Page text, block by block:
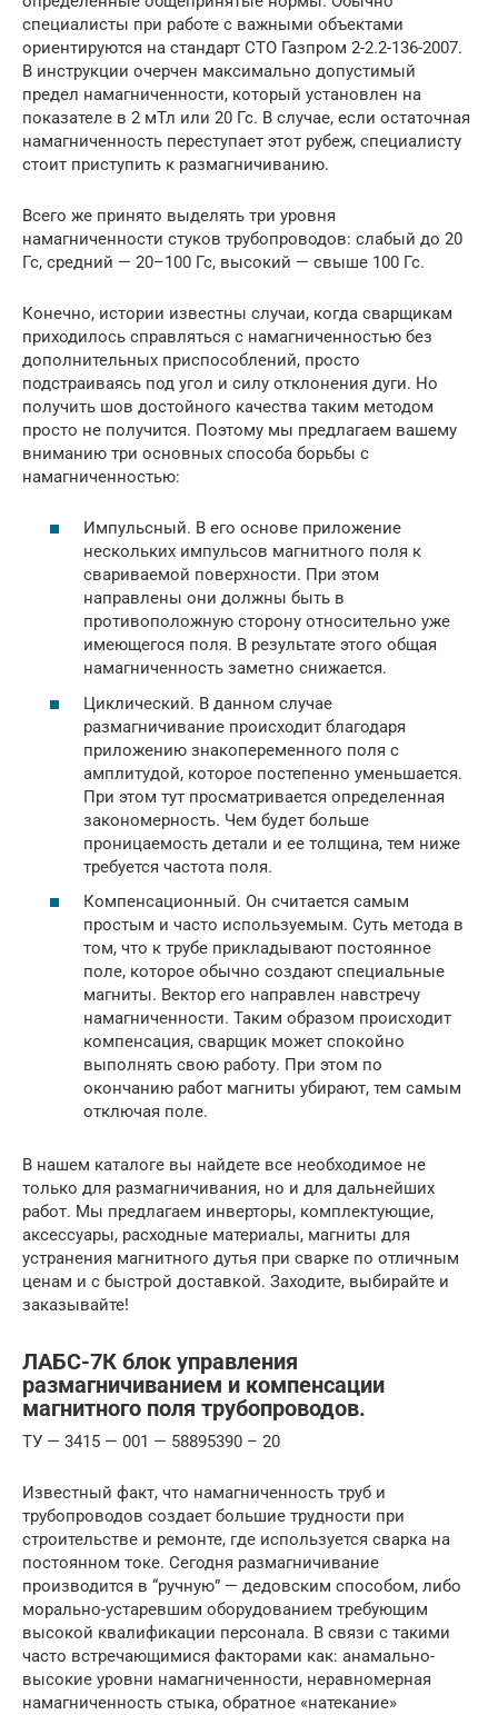
специалисты при работе с важными объектами
ориентируются на стандарт СТО Газпром 2-2.2-136-2007.
В инструкции очерчен максимально допустимый
предел намагниченности, который установлен на
показателе в 2 мТл или 20 Гс. В случае, если остаточная
намагниченность переступает этот рубеж, специалисту
стоит приступить к размагничиванию.
Всего же принято выделять три уровня
намагниченности стуков трубопроводов: слабый до 20
Гс, средний — 20–100 Гс, высокий — свыше 100 Гс.
Конечно, истории известны случаи, когда сварщикам
приходилось справляться с намагниченностью без
дополнительных приспособлений, просто
подстраиваясь под угол и силу отклонения дуги. Но
получить шов достойного качества таким методом
просто не получится. Поэтому мы предлагаем вашему
вниманию три основных способа борьбы с
намагниченностью:
Импульсный. В его основе приложение
нескольких импульсов магнитного поля к
свариваемой поверхности. При этом
направлены они должны быть в
противоположную сторону относительно уже
имеющегося поля. В результате этого общая
намагниченность заметно снижается.
Циклический. В данном случае
размагничивание происходит благодаря
приложению знакопеременного поля с
амплитудой, которое постепенно уменьшается.
При этом тут просматривается определенная
закономерность. Чем будет больше
проницаемость детали и ее толщина, тем ниже
требуется частота поля.
Компенсационный. Он считается самым
простым и часто используемым. Суть метода в
том, что к трубе прикладывают постоянное
поле, которое обычно создают специальные
магниты. Вектор его направлен навстречу
намагниченности. Таким образом происходит
компенсация, сварщик может спокойно
выполнять свою работу. При этом по
окончанию работ магниты убирают, тем самым
отключая поле.
В нашем каталоге вы найдете все необходимое не
только для размагничивания, но и для дальнейших
работ. Мы предлагаем инверторы, комплектующие,
аксессуары, расходные материалы, магниты для
устранения магнитного дутья при сварке по отличным
ценам и с быстрой доставкой. Заходите, выбирайте и
заказывайте!
ЛАБС-7К блок управления
размагничиванием и компенсации
магнитного поля трубопроводов.
ТУ — 3415 — 001 — 58895390 – 20
Известный факт, что намагниченность труб и
трубопроводов создает большие трудности при
строительстве и ремонте, где используется сварка на
постоянном токе. Сегодня размагничивание
производится в “ручную” — дедовским способом, либо
морально-устаревшим оборудованием требующим
высокой квалификации персонала. В связи с такими
часто встречающимися факторами как: анамально-
высокие уровни намагниченности, неравномерная
намагниченность стыка, обратное «натекание»